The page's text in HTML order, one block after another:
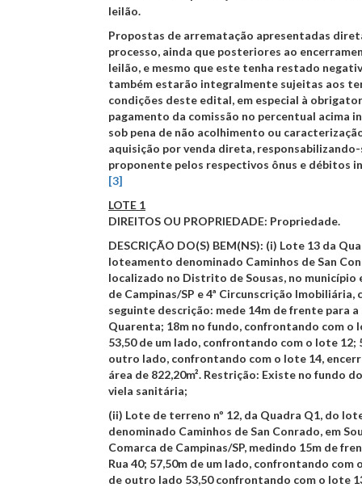
leilão.
Propostas de arrematação apresentadas
processo, ainda que posteriores ao
leilão, e mesmo que este tenha restado
também estarão integralmente sujeitas aos
condições deste edital, em especial à
pagamento da comissão no percentual acima
sob pena de não acolhimento ou
aquisição por venda direta, responsabilizando-
proponente pelos respectivos ônus e débitos
[3]
LOTE 1
DIREITOS OU PROPRIEDADE: Propriedade.
DESCRIÇÃO DO(S) BEM(NS): (i) Lote 13 da
loteamento denominado Caminhos de San
localizado no Distrito de Sousas, no município
de Campinas/SP e 4ª Circunscrição Imobiliária,
seguinte descrição: mede 14m de frente para a
Quarenta; 18m no fundo, confrontando com o
53,50 de um lado, confrontando com o lote 12;
outro lado, confrontando com o lote 14,
área de 822,20m². Restrição: Existe no fundo
viela sanitária;
(ii) Lote de terreno nº 12, da Quadra Q1, do
denominado Caminhos de San Conrado, em
Comarca de Campinas/SP, medindo 15m de
Rua 40; 57,50m de um lado, confrontando com
de outro lado 53,50 confrontando com o lote